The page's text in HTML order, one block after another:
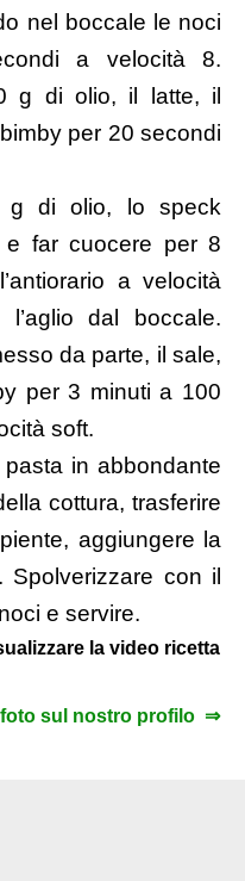
nel boccale le noci
a velocità 8.
g di olio, il latte, il
per 20 secondi
g di olio, lo speck
e far cuocere per 8
a velocità
dal boccale.
da parte, il sale,
per 3 minuti a 100
soft.
in abbondante
cottura, trasferire
aggiungere la
con il
e servire.
la video ricetta
foto sul nostro profilo ⇒